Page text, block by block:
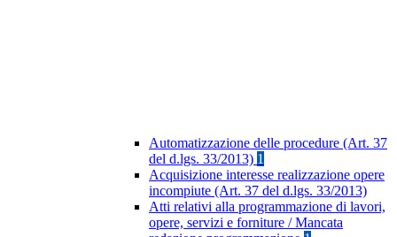
Automatizzazione delle procedure (Art. 37
del d.lgs. 33/2013) 1
Acquisizione interesse realizzazione opere
incompiute (Art. 37 del d.lgs. 33/2013)
Atti relativi alla programmazione di lavori,
opere, servizi e forniture / Mancata